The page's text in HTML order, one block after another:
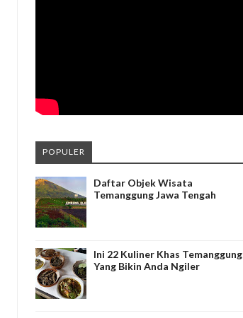
POPULER
Daftar Objek Wisata
Temanggung Jawa Tengah
Ini 22 Kuliner Khas Temanggung
Yang Bikin Anda Ngiler